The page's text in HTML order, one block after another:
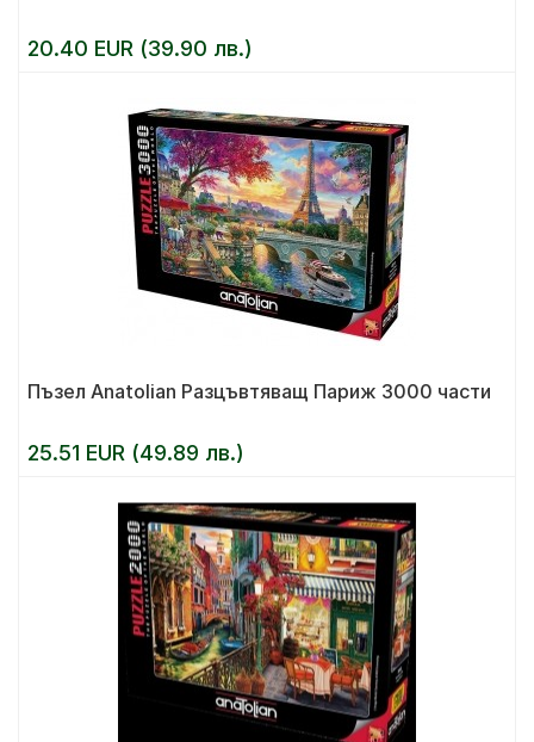
20.40 EUR (39.90 лв.)
Пъзел Anatolian Разцъвтяващ Париж 3000 части
25.51 EUR (49.89 лв.)